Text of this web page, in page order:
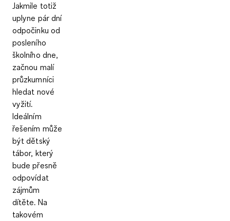
Jakmile totiž
uplyne pár dní
odpočinku od
posleního
školního dne,
začnou malí
průzkumníci
hledat nové
vyžití.
Ideálním
řešením může
být dětský
tábor, který
bude přesně
odpovídat
zájmům
dítěte. Na
takovém